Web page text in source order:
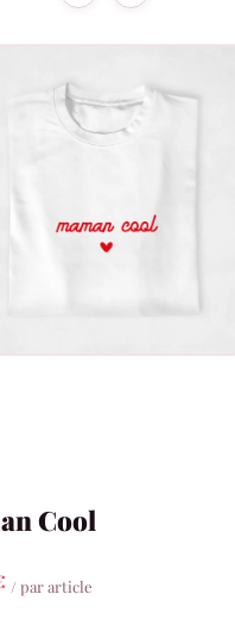
Cool
/ par article